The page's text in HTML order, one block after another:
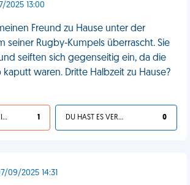
2025 13:00
Freund zu Hause unter der
seiner Rugby-Kumpels überrascht. Sie
seiften sich gegenseitig ein, da die
kaputt waren. Dritte Halbzeit zu Hause?
ICH STIMME ZU, DEIN LEBEN IST SCHEISSE 1 DU HAST ES VERDIENT 0
09/2025 14:31